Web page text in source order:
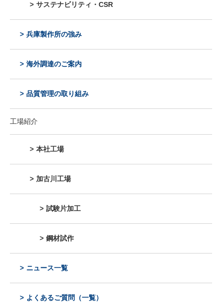
サステナビリティ・CSR
兵庫製作所の強み
海外調達のご案内
品質管理の取り組み
工場紹介
本社工場
加古川工場
試験片加工
鋼材試作
ニュース一覧
よくあるご質問（一覧）